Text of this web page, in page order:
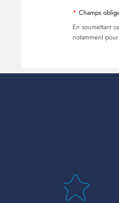
Champs
En soumettant
notamment